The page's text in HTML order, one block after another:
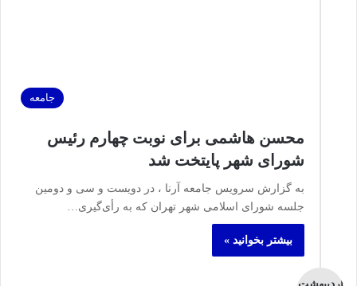
جامعه
محسن هاشمی برای نوبت چهارم رئیس
شورای شهر پایتخت شد
به گزارش سرویس جامعه آرنا ، در دویست و سی و دومین
جلسه شورای اسلامی شهر تهران که به رأی‌گیری…
بیشتر بخوانید »